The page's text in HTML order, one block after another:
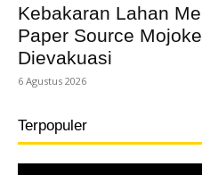
Kebakaran Lahan
Paper Source
Dievakuasi
6 Agustus 2026
Terpopuler